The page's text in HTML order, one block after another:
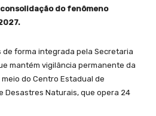
do fenômeno
forma integrada pela Secretaria
mantém vigilância permanente da
do Centro Estadual de
Desastres Naturais, que opera 24